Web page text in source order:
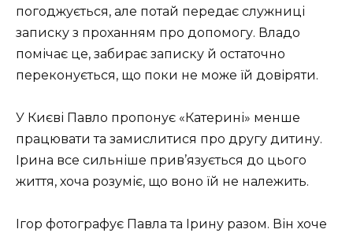
погоджується, але потай передає служниці
записку з проханням про допомогу. Владо
помічає це, забирає записку й остаточно
переконується, що поки не може їй довіряти.
У Києві Павло пропонує «Катерині» менше
працювати та замислитися про другу дитину.
Ірина все сильніше прив’язується до цього
життя, хоча розуміє, що воно їй не належить.
Ігор фотографує Павла та Ірину разом. Він хоче